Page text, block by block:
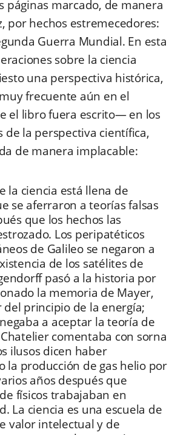
páginas marcado, de manera
por hechos estremecedores:
Guerra Mundial. En esta
sobre la ciencia
una perspectiva histórica,
frecuente aún en el
el libro fuera escrito— en los
de la perspectiva científica,
de manera implacable:
la ciencia está llena de
se aferraron a teorías falsas
que los hechos las
Los peripatéticos
de Galileo se negaron a
de los satélites de
pasó a la historia por
la memoria de Mayer,
principio de la energía;
a aceptar la teoría de
comentaba con sorna
ilusos dicen haber
la producción de gas helio por
años después que
físicos trabajaban en
La ciencia es una escuela de
valor intelectual y de